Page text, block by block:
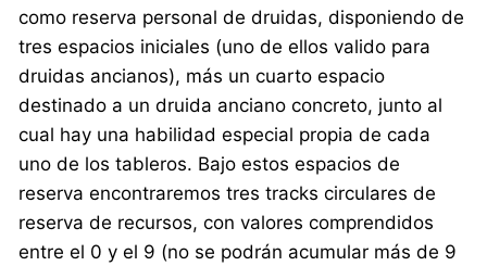
como reserva personal de druidas, disponiendo de
tres espacios iniciales (uno de ellos valido para
druidas ancianos), más un cuarto espacio
destinado a un druida anciano concreto, junto al
cual hay una habilidad especial propia de cada
uno de los tableros. Bajo estos espacios de
reserva encontraremos tres tracks circulares de
reserva de recursos, con valores comprendidos
entre el 0 y el 9 (no se podrán acumular más de 9